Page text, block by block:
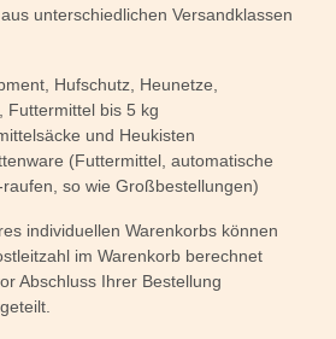
unterschiedlichen Versandklassen
Hufschutz, Heunetze,
Futtermittel bis 5 kg
und Heukisten
(Futtermittel, automatische
so wie Großbestellungen)
individuellen Warenkorbs können
im Warenkorb berechnet
Abschluss Ihrer Bestellung